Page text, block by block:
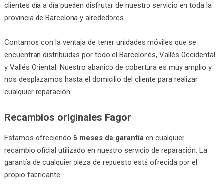
clientes día a día pueden disfrutar de nuestro servicio en toda la
provincia de Barcelona y alrededores.
Contamos con la ventaja de tener unidades móviles que se
encuentran distribuidas por todo el Barcelonés, Vallés Occidental
y Vallés Oriental. Nuestro abanico de cobertura es muy amplio y
nos desplazamos hasta el domicilio del cliente para realizar
cualquier reparación.
Recambios originales Fagor
Estamos ofreciendo 6 meses de garantíaen cualquier
recambio oficial utilizado en nuestro servicio de reparación. La
garantía de cualquier pieza de repuesto está ofrecida por el
propio fabricante.